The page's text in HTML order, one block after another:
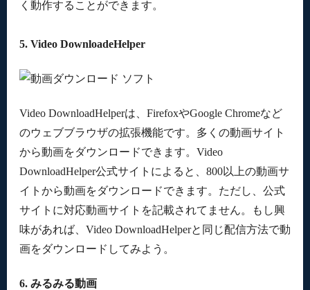
く動作することができます。
5. Video DownloadeHelper
Video DownloadHelperは、FirefoxやGoogle Chromeなど
のウェブブラウザの拡張機能です。多くの動画サイト
から動画をダウンロードできます。Video
DownloadHelper公式サイトによると、800以上の動画サ
イトから動画をダウンロードできます。ただし、公式
サイトに対応動画サイトを記載されてません。もし興
味があれば、Video DownloadHelperと同じ配信方法で動
画をダウンロードしてみよう。
6. みるみる動画